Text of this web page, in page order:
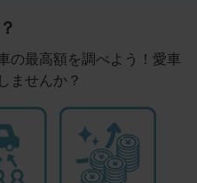
の最高額を調べよう！愛車
ませんか？